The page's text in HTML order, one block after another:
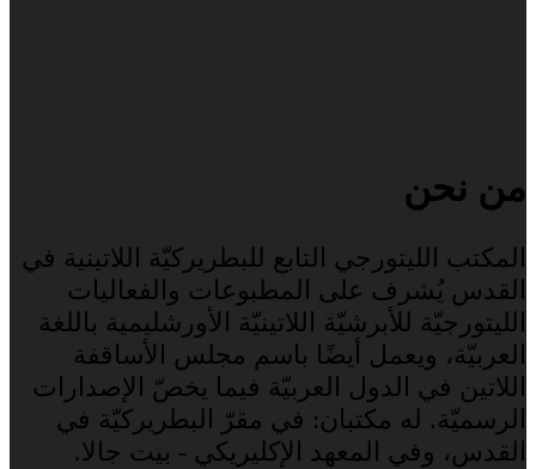
من نحن
المكتب الليتورجي التابع للبطريركيّة اللاتينية في
القدس يُشرف على المطبوعات والفعاليات
الليتورجيّة للأبرشيّة اللاتينيّة الأورشليمية باللغة
العربيّة، ويعمل أيضًا باسم مجلس الأساقفة
اللاتين في الدول العربيّة فيما يخصّ الإصدارات
الرسميّة. له مكتبان: في مقرّ البطريركيّة في
القدس، وفي المعهد الإكليريكي - بيت جالا.